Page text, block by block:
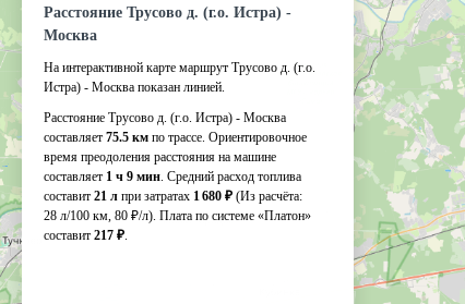
Расстояние Трусово д. (г.о. Истра) -
Москва
На интерактивной карте маршрут Трусово д. (г.о.
Истра) - Москва показан линией.
Расстояние Трусово д. (г.о. Истра) - Москва
составляет 75.5 км по трассе. Ориентировочное
время преодоления расстояния на машине
составляет 1 ч 9 мин. Средний расход топлива
составит 21 л при затратах 1 680 ₽ (Из расчёта:
28 л/100 км, 80 ₽/л). Плата по системе «Платон»
составит 217 ₽.